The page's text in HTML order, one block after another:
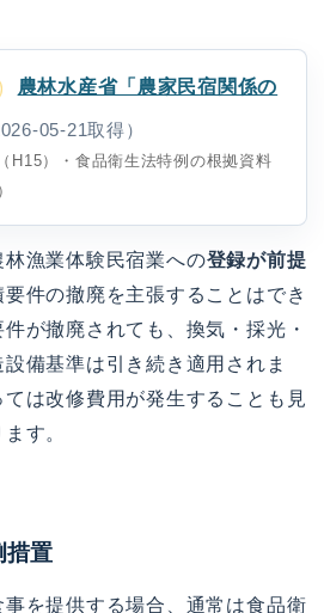
農林水産省「農家民宿関係の
05-21取得）
H15）・食品衛生法特例の根拠資料
漁業体験民宿業への登録が前提
件の撤廃を主張することはでき
が撤廃されても、換気・採光・
備基準は引き続き適用されま
は改修費用が発生することも見
す。
措置
を提供する場合、通常は食品衛